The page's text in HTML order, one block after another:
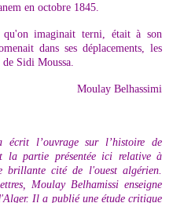
en octobre 1845.
imaginait terni, était à son
dans ses déplacements, les
Sidi Moussa.
Moulay Belhassimi
écrit l’ouvrage sur l’histoire de
la partie présentée ici relative à
brillante cité de l'ouest algérien.
Moulay Belhamissi enseigne
Il a publié une étude critique